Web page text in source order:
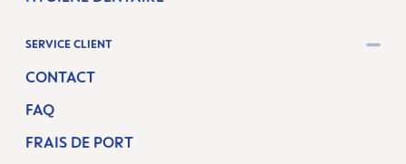
SERVICE CLIENT
CONTACT
FAQ
FRAIS DE PORT